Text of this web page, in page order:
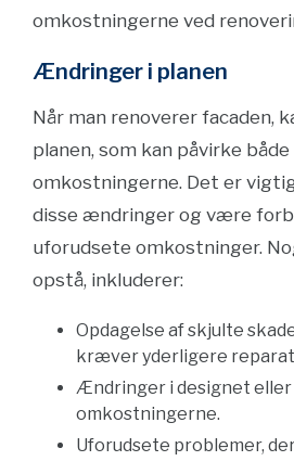
omkostningerne ved
Ændringer i planen
Når man renoverer facaden,
planen, som kan påvirke
omkostningerne. Det er
disse ændringer og være
uforudsete omkostninger.
opstå, inkluderer:
Opdagelse af skjulte
kræver yderligere
Ændringer i designet
omkostningerne.
Uforudsete problemer,